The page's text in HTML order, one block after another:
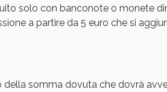
solo con banconote o monete
a partire da 5 euro che si
somma dovuta che dovrà